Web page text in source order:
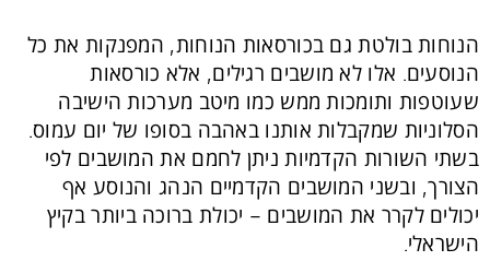
הנוחות בולטת גם בכורסאות הנוחות, המפנקות את כל
הנוסעים. אלו לא מושבים רגילים, אלא כורסאות
שעוטפות ותומכות ממש כמו מיטב מערכות הישיבה
הסלוניות שמקבלות אותנו באהבה בסופו של יום עמוס.
בשתי השורות הקדמיות ניתן לחמם את המושבים לפי
הצורך, ובשני המושבים הקדמיים הנהג והנוסע אף
יכולים לקרר את המושבים – יכולת ברוכה ביותר בקיץ
הישראלי.